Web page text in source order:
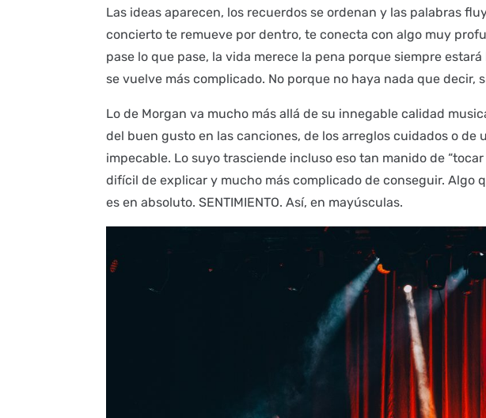
Las ideas aparecen, los recuerdos se ordenan y las palabras
concierto te remueve por dentro, te conecta con algo muy
pase lo que pase, la vida merece la pena porque siempre
se vuelve más complicado. No porque no haya nada que decir,
Lo de Morgan va mucho más allá de su innegable calidad
del buen gusto en las canciones, de los arreglos cuidados o
impecable. Lo suyo trasciende incluso eso tan manido de “tocar
difícil de explicar y mucho más complicado de conseguir. Algo
es en absoluto. SENTIMIENTO. Así, en mayúsculas.